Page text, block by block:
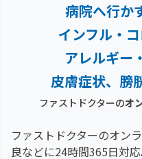
病院へ行か
インフル・コ
アレルギー
皮膚症状、膀
ファストドクターのオ
ファストドクターのオン
良などに24時間365日対応